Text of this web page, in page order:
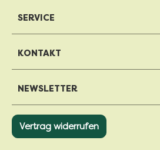
SERVICE
KONTAKT
NEWSLETTER
Vertrag widerrufen